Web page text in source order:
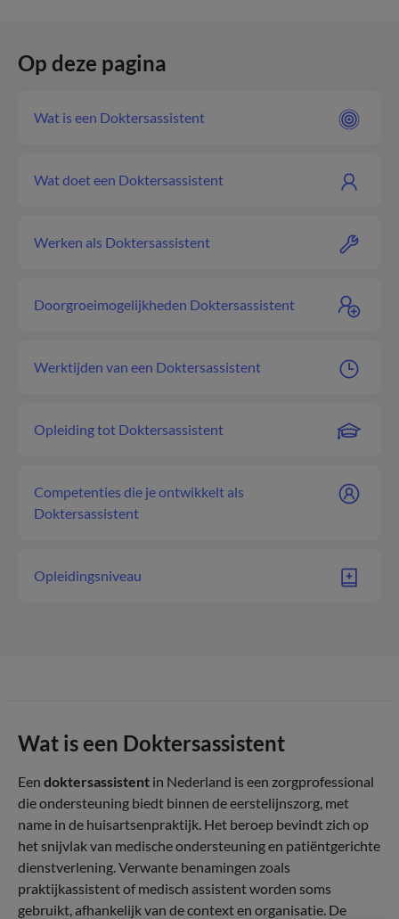
Op deze pagina
Wat is een Doktersassistent
Wat doet een Doktersassistent
Werken als Doktersassistent
Doorgroeimogelijkheden Doktersassistent
Werktijden van een Doktersassistent
Opleiding tot Doktersassistent
Competenties die je ontwikkelt als
Doktersassistent
Opleidingsniveau
Wat is een Doktersassistent
Een doktersassistent in Nederland is een zorgprofessional
die ondersteuning biedt binnen de eerstelijnszorg, met
name in de huisartsenpraktijk. Het beroep bevindt zich op
het snijvlak van medische ondersteuning en patiëntgerichte
dienstverlening. Verwante benamingen zoals
praktijkassistent of medisch assistent worden soms
gebruikt, afhankelijk van de context en organisatie. De